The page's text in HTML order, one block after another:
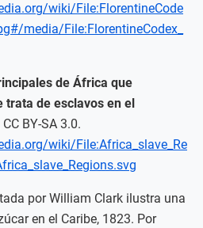
wiki/File:FlorentineCode
media/File:FlorentineCodex_
de África que
trata de esclavos en el
BY-SA 3.0.
wiki/File:Africa_slave_Re
por William Clark ilustra una
en el Caribe, 1823. Por